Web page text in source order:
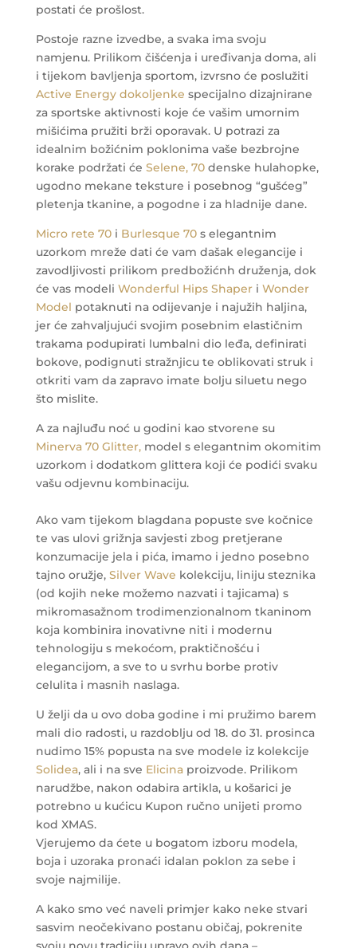
postati će prošlost.
Postoje razne izvedbe, a svaka ima svoju
namjenu. Prilikom čišćenja i uređivanja doma, ali
i tijekom bavljenja sportom, izvrsno će poslužiti
Active Energy dokoljenke specijalno dizajnirane
za sportske aktivnosti koje će vašim umornim
mišićima pružiti brži oporavak. U potrazi za
idealnim božićnim poklonima vaše bezbrojne
korake podržati će Selene, 70denske hulahopke,
ugodno mekane teksture i posebnog “gušćeg”
pletenja tkanine, a pogodne i za hladnije dane.
Micro rete 70i Burlesque 70s elegantnim
uzorkom mreže dati će vam dašak elegancije i
zavodljivosti prilikom predbožićnh druženja, dok
će vas modeli Wonderful Hips Shaperi Wonder
Model potaknuti na odijevanje i najužih haljina,
jer će zahvaljujući svojim posebnim elastičnim
trakama podupirati lumbalni dio leđa, definirati
bokove, podignuti stražnjicu te oblikovati struk i
otkriti vam da zapravo imate bolju siluetu nego
što mislite.
A za najluđu noć u godini kao stvorene su
Minerva 70 Glitter,model s elegantnim okomitim
uzorkom i dodatkom glittera koji će podići svaku
vašu odjevnu kombinaciju.
Ako vam tijekom blagdana popuste sve kočnice
te vas ulovi grižnja savjesti zbog pretjerane
konzumacije jela i pića, imamo i jedno posebno
tajno oružje, Silver Wave kolekciju, liniju steznika
(od kojih neke možemo nazvati i tajicama) s
mikromasažnom trodimenzionalnom tkaninom
koja kombinira inovativne niti i modernu
tehnologiju s mekoćom, praktičnošću i
elegancijom, a sve to u svrhu borbe protiv
celulita i masnih naslaga.
U želji da u ovo doba godine i mi pružimo barem
mali dio radosti, u razdoblju od 18. do 31. prosinca
nudimo 15% popusta na sve modele iz kolekcije
Solidea, ali i na sve Elicinaproizvode. Prilikom
narudžbe, nakon odabira artikla, u košarici je
potrebno u kućicu Kupon ručno unijeti promo
kod XMAS.
Vjerujemo da ćete u bogatom izboru modela,
boja i uzoraka pronaći idalan poklon za sebe i
svoje najmilije.
A kako smo već naveli primjer kako neke stvari
sasvim neočekivano postanu običaj, pokrenite